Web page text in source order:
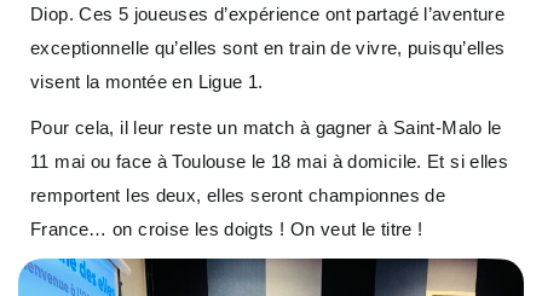
Diop. Ces 5 joueuses d’expérience ont partagé l’aventure
exceptionnelle qu’elles sont en train de vivre, puisqu’elles
visent la montée en Ligue 1.
Pour cela, il leur reste un match à gagner à Saint-Malo le
11 mai ou face à Toulouse le 18 mai à domicile. Et si elles
remportent les deux, elles seront championnes de
France… on croise les doigts ! On veut le titre !